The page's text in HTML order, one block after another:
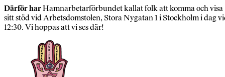
Därför harHamnarbetarförbundet kallat folk att komma och visa
sitt stöd vid Arbetsdomstolen, Stora Nygatan 1 i Stockholm i dag
12:30. Vi hoppas att vi ses där!